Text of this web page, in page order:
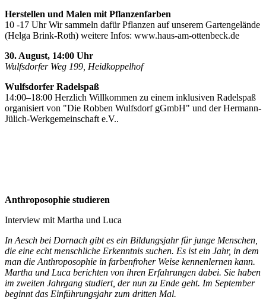
Herstellen und Malen mit Pflanzenfarben
10 -17 Uhr Wir sammeln dafür Pflanzen auf unserem Gartengelände
(Helga Brink-Roth) weitere Infos: www.haus-am-ottenbeck.de
30. August, 14:00 Uhr
Wulfsdorfer Weg 199, Heidkoppelhof
Wulfsdorfer Radelspaß
14:00–18:00 Herzlich Willkommen zu einem inklusiven Radelspaß
organisiert von "Die Robben Wulfsdorf gGmbH" und der Hermann-
Jülich-Werkgemeinschaft e.V..
Anthroposophie studieren
Interview mit Martha und Luca
In Aesch bei Dornach gibt es ein Bildungsjahr für junge Menschen,
die eine echt menschliche Erkenntnis suchen. Es ist ein Jahr, in dem
man die Anthroposophie in farbenfroher Weise kennenlernen kann.
Martha und Luca berichten von ihren Erfahrungen dabei. Sie haben
im zweiten Jahrgang studiert, der nun zu Ende geht. Im September
beginnt das Einführungsjahr zum dritten Mal.